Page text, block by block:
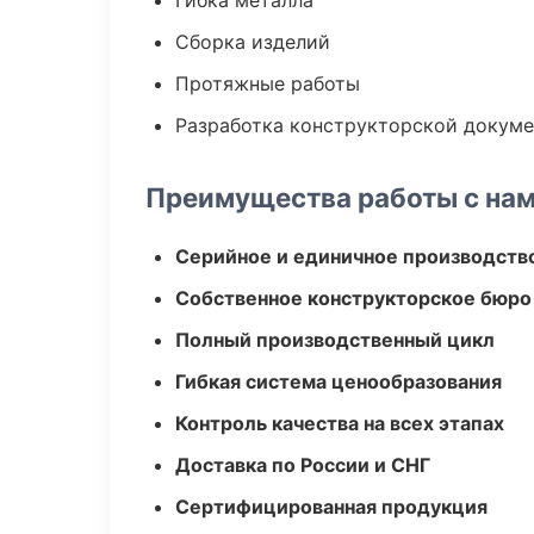
Сборка изделий
Протяжные работы
Разработка конструкторской
Преимущества работы с
Серийное и единичное
Собственное конструкторское бюро
Полный производственный цикл
Гибкая система ценообразования
Контроль качества на всех этапах
Доставка по России и СНГ
Сертифицированная продукция